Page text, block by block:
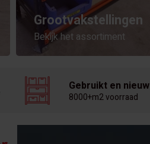
Grootvakstellingen
Bekijk het assortiment
Gebruikt en nieuw
8000+m2 voorraad